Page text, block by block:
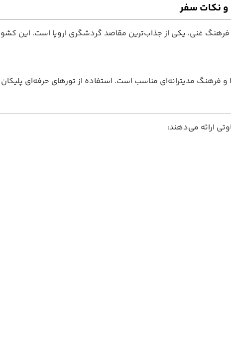
و نکات سفر
و فرهنگ غنی، یکی از جذاب‌ترین مقاصد گردشگری اروپا است. این
و فرهنگ مدیترانه‌ای مناسب است. استفاده از تورهای حرفه‌ای
ارائه می‌دهند: